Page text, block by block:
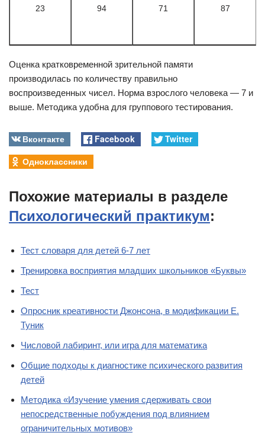
23 94 71 87
Оценка кратковременной зрительной памяти
производилась по количеству правильно
воспроизведенных чисел. Норма взрослого человека — 7 и
выше. Методика удобна для группового тестирования.
Вконтакте Facebook
Twitter
Одноклассники
Похожие материалы в разделе
Психологический практикум:
Тест словаря для детей 6-7 лет
Тренировка восприятия младших школьников «Буквы»
Тест
Опросник креативности Джонсона, в модификации Е.
Туник
Числовой лабиринт, или игра для математика
Общие подходы к диагностике психического развития
детей
Методика «Изучение умения сдерживать свои
непосредственные побуждения под влиянием
ограничительных мотивов»